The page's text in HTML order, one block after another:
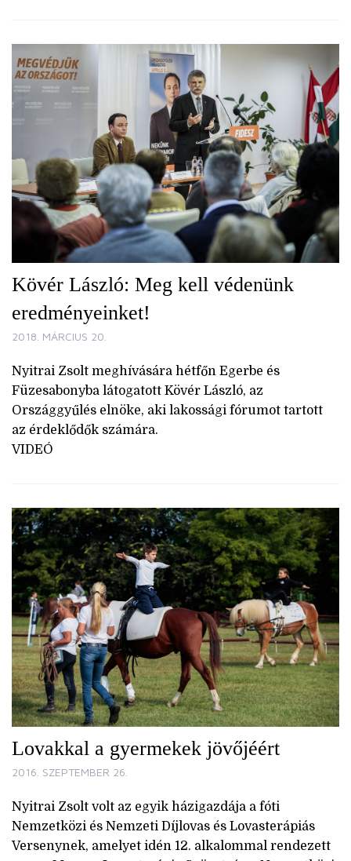
Kövér László: Meg kell védenünk
eredményeinket!
2018. MÁRCIUS 20.
Nyitrai Zsolt meghívására hétfőn Egerbe és
Füzesabonyba látogatott Kövér László, az
Országgyűlés elnöke, aki lakossági fórumot tartott
az érdeklődők számára.
VIDEÓ
Lovakkal a gyermekek jövőjéért
2016. SZEPTEMBER 26.
Nyitrai Zsolt volt az egyik házigazdája a fóti
Nemzetközi és Nemzeti Díjlovas és Lovasterápiás
Versenynek, amelyet idén 12. alkalommal rendezett